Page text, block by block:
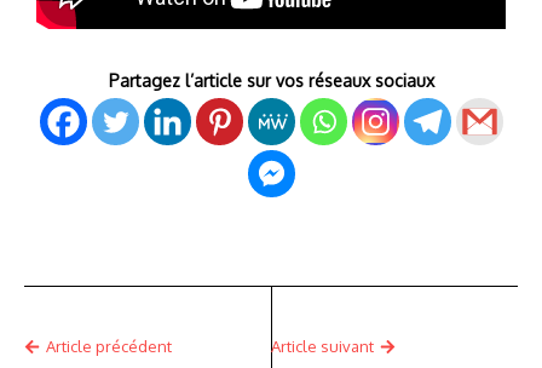
Partagez l’article sur vos réseaux sociaux
Article précédent Article suivant